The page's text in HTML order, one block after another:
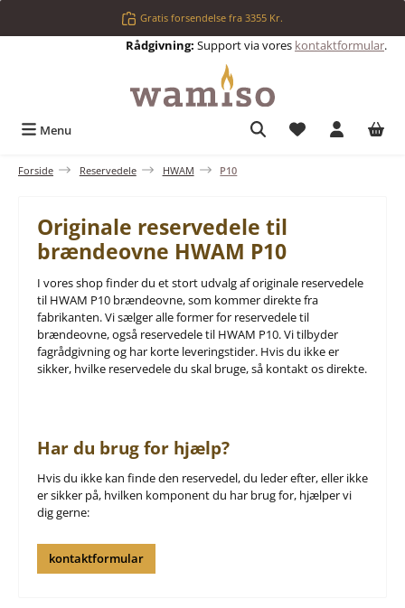
Gratis forsendelse fra 3355 Kr.
Rådgivning: Support via vores kontaktformular.
Menu Du har 0
Forside Reservedele HWAM P10
Originale reservedele til
brændeovne HWAM P10
I vores shop finder du et stort udvalg af originale reservedele
til HWAM P10 brændeovne, som kommer direkte fra
fabrikanten. Vi sælger alle former for reservedele til
brændeovne, også reservedele til HWAM P10. Vi tilbyder
fagrådgivning og har korte leveringstider. Hvis du ikke er
sikker, hvilke reservedele du skal bruge, så kontakt os direkte.
Har du brug for hjælp?
Hvis du ikke kan finde den reservedel, du leder efter, eller ikke
er sikker på, hvilken komponent du har brug for, hjælper vi
dig gerne:
kontaktformular